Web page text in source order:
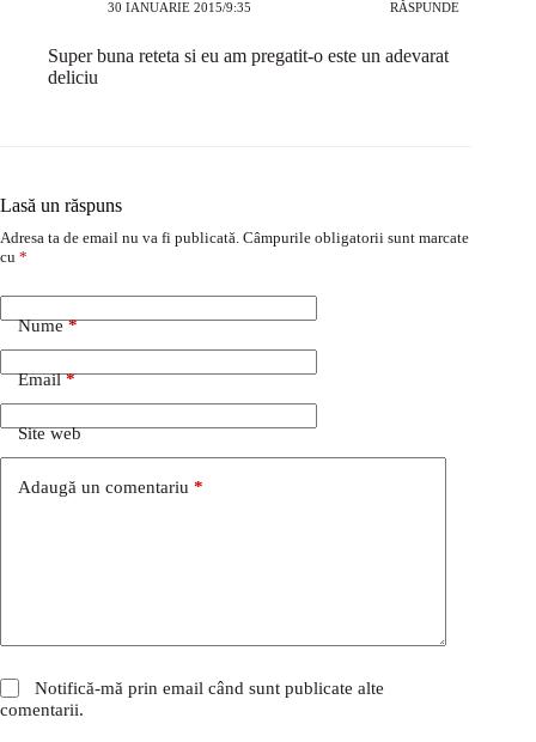
30 IANUARIE 2015/9:35 RĂSPUNDE
Super buna reteta si eu am pregatit-o este un adevarat
deliciu
Lasă un răspuns
Adresa ta de email nu va fi publicată. Câmpurile obligatorii sunt marcate
cu *
Nume*
Email*
Site web
Adaugă un comentariu *
Notifică-mă prin email când sunt publicate alte
comentarii.